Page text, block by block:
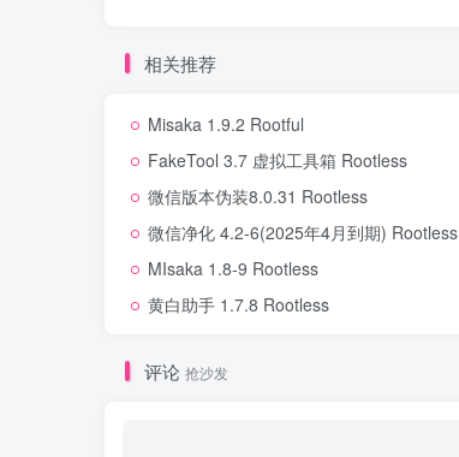
相关推荐
Misaka 1.9.2 Rootful
FakeTool 3.7 虚拟工具箱 Rootless
微信版本伪装8.0.31 Rootless
微信净化 4.2-6(2025年4月到期) Rootless
MIsaka 1.8-9 Rootless
黄白助手 1.7.8 Rootless
评论 抢沙发